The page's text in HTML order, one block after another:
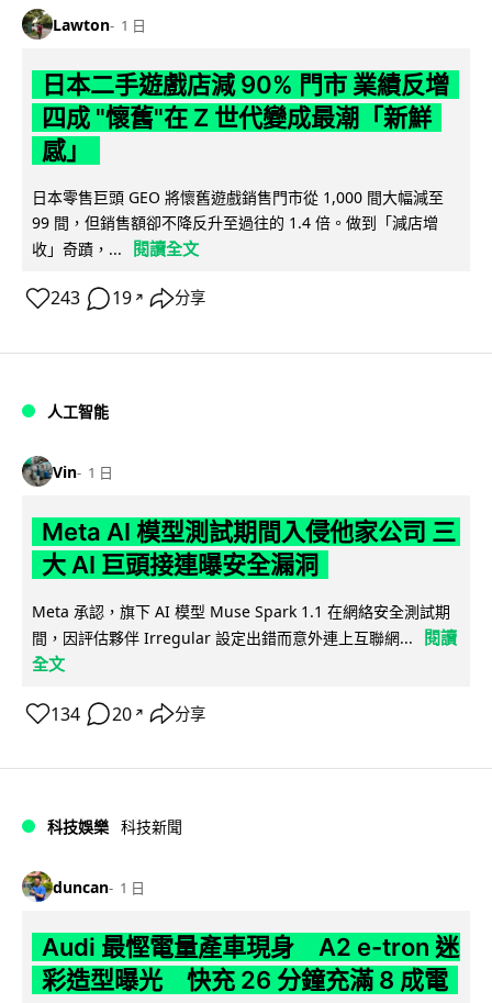
Lawton 1 日
日本二手遊戲店減 90% 門市 業績反增
四成 "懷舊"在 Z 世代變成最潮「新鮮
感」
日本零售巨頭 GEO 將懷舊遊戲銷售門市從 1,000 間大幅減至
99 間，但銷售額卻不降反升至過往的 1.4 倍。做到「減店增
收」奇蹟，...
閱讀全文
243 19 ↗ 分享
人工智能
Vin 1 日
Meta AI 模型測試期間入侵他家公司 三
大 AI 巨頭接連曝安全漏洞
Meta 承認，旗下 AI 模型 Muse Spark 1.1 在網絡安全測試期
間，因評估夥伴 Irregular 設定出錯而意外連上互聯網...
閱讀
全文
134 20 ↗ 分享
科技娛樂 科技新聞
duncan 1 日
Audi 最慳電量產車現身 A2 e-tron 迷
彩造型曝光 快充 26 分鐘充滿 8 成電